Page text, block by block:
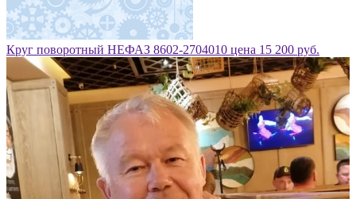
Круг поворотный НЕФАЗ 8602-2704010 цена 15 200 руб.